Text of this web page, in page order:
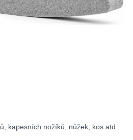
kapesních nožíků, nůžek, kos atd.